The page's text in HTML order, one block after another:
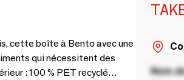
cette boîte à Bento avec une
qui nécessitent des
Nom